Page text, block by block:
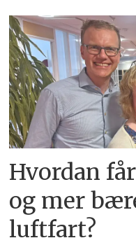
Hvordan
og mer
luftfart?